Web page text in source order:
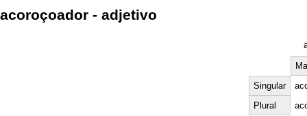
acoroçoador - adjetivo
Singular
Plural